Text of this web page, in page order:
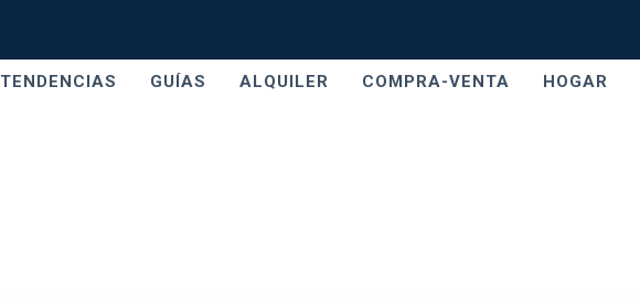
TENDENCIAS GUÍAS ALQUILER COMPRA-VENTA HOGAR